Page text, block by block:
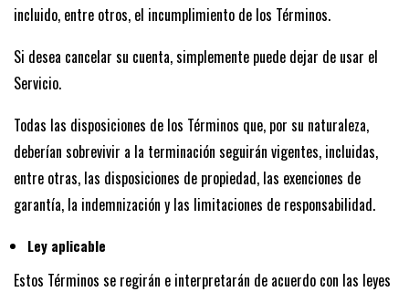
incluido, entre otros, el incumplimiento de los Términos.
Si desea cancelar su cuenta, simplemente puede dejar de usar el
Servicio.
Todas las disposiciones de los Términos que, por su naturaleza,
deberían sobrevivir a la terminación seguirán vigentes, incluidas,
entre otras, las disposiciones de propiedad, las exenciones de
garantía, la indemnización y las limitaciones de responsabilidad.
Ley aplicable
Estos Términos se regirán e interpretarán de acuerdo con las leyes